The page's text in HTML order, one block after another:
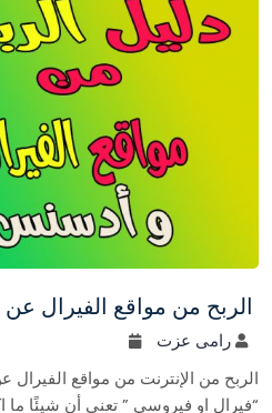
الربح من مواقع
رامى عزت
الربح من الإنترنت من مواقع
“فيرال او فيروسي ” تعني أن شيئًا